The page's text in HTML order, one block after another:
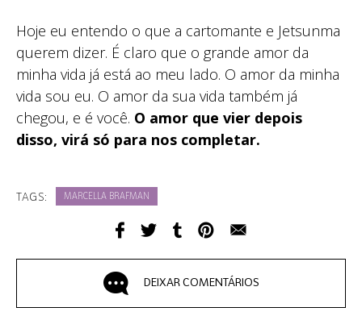
Hoje eu entendo o que a cartomante e Jetsunma
querem dizer. É claro que o grande amor da
minha vida já está ao meu lado. O amor da minha
vida sou eu. O amor da sua vida também já
chegou, e é você. O amor que vier depois
disso, virá só para nos completar.
TAGS: MARCELLA BRAFMAN
DEIXAR COMENTÁRIOS